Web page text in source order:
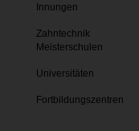
Innungen
Zahntechnik
Meisterschulen
Universitäten
Fortbildungszentren